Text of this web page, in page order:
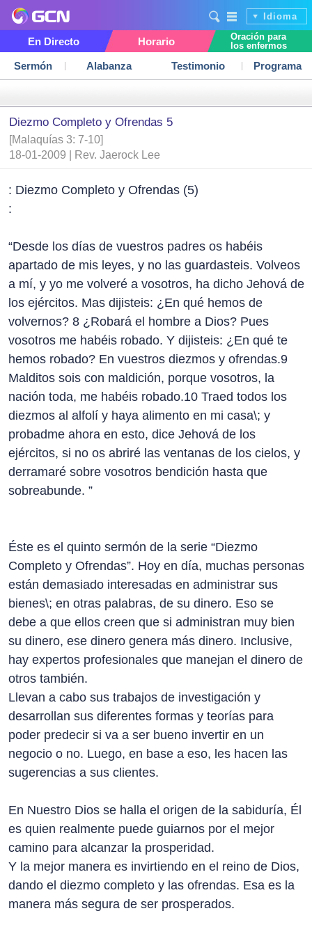
Idioma
En Directo Horario
Oración para
los enfermos
Sermón Alabanza Testimonio Programa
Diezmo Completo y Ofrendas 5
[Malaquías 3: 7-10]
18-01-2009 | Rev. Jaerock Lee
: Diezmo Completo y Ofrendas (5)
:
“Desde los días de vuestros padres os habéis
apartado de mis leyes, y no las guardasteis. Volveos
a mí, y yo me volveré a vosotros, ha dicho Jehová de
los ejércitos. Mas dijisteis: ¿En qué hemos de
volvernos? 8 ¿Robará el hombre a Dios? Pues
vosotros me habéis robado. Y dijisteis: ¿En qué te
hemos robado? En vuestros diezmos y ofrendas.9
Malditos sois con maldición, porque vosotros, la
nación toda, me habéis robado.10 Traed todos los
diezmos al alfolí y haya alimento en mi casa\; y
probadme ahora en esto, dice Jehová de los
ejércitos, si no os abriré las ventanas de los cielos, y
derramaré sobre vosotros bendición hasta que
sobreabunde. ”
Éste es el quinto sermón de la serie “Diezmo
Completo y Ofrendas”. Hoy en día, muchas personas
están demasiado interesadas en administrar sus
bienes\; en otras palabras, de su dinero. Eso se
debe a que ellos creen que si administran muy bien
su dinero, ese dinero genera más dinero. Inclusive,
hay expertos profesionales que manejan el dinero de
otros también.
Llevan a cabo sus trabajos de investigación y
desarrollan sus diferentes formas y teorías para
poder predecir si va a ser bueno invertir en un
negocio o no. Luego, en base a eso, les hacen las
sugerencias a sus clientes.
En Nuestro Dios se halla el origen de la sabiduría, Él
es quien realmente puede guiarnos por el mejor
camino para alcanzar la prosperidad.
Y la mejor manera es invirtiendo en el reino de Dios,
dando el diezmo completo y las ofrendas. Esa es la
manera más segura de ser prosperados.